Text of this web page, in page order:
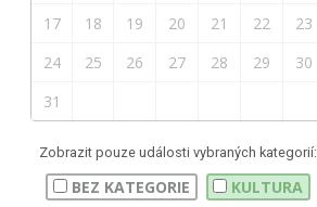
17
18 19 20 21 22
23
24
25 26 27 28 29
30
31
Zobrazit pouze události vybraných kategorií:
BEZ KATEGORIE
KULTURA